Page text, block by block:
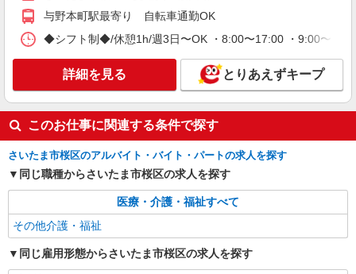
キープ
職業紹介
株式会社kotrio /●SW-S-2087209
NEW
＜就労支援STAFF＞「働きたい」を応援し、
自分の生活も豊かに＊
【正社員】月給240,000〜400,000円 ・基本
給：200,000円〜220,000円 ・資格手当：10,000〜
30,000円 ・役職手当：10,000〜70,000円 ・処遇改
善手当：20,000〜60,000円（勤続年数、保有資格
により変動） ・固定残業手当：20,000円（10時
手当として別途支給 下記資格をお持ちの方歓迎 ・
認知症介護基礎研修 ・初任者研修 ・実務者研修
西浦和
与野本町駅最寄り 自転車通勤OK
◆シフト制◆/休憩1h/週3日〜OK ・8:00〜17:00 ・9:00〜
詳細を見る とりあえずキープ
このお仕事に関連する条件で探す
さいたま市桜区のアルバイト・バイト・パートの求人を探す
同じ職種からさいたま市桜区の求人を探す
医療・介護・福祉すべて
その他介護・福祉
同じ雇用形態からさいたま市桜区の求人を探す